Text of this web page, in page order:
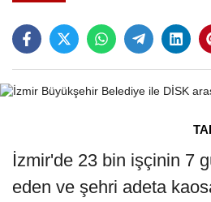
İzmir'de 23 bin işçinin 7
eden ve şehri adeta